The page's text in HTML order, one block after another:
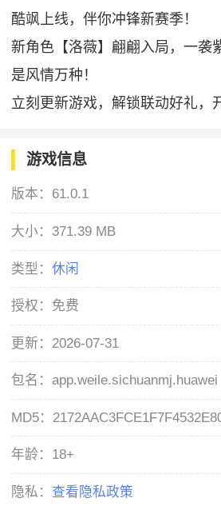
酷飒上线，伴你冲锋新赛季！
新角色【洛薇】翩翩入局，一袭
是风情万种！
立刻更新游戏，解锁联动好礼，
游戏信息
版本： 61.0.1
大小： 371.39 MB
类型：休闲
授权： 免费
更新： 2026-07-31
包名：app.weile.sichuanmj.huawei
MD5：
年龄： 18+
隐私： 查看隐私政策